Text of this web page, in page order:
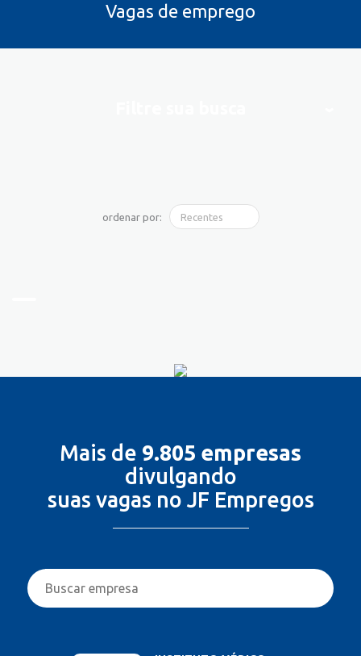
Vagas de emprego
ordenar por:
Mais de 9.805 empresas
divulgando
suas vagas no JF Empregos